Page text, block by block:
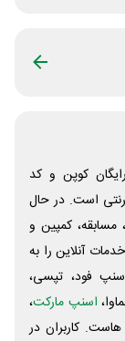
کوپن و کد
است. در حال
کمپین و
آنلاین را به
فود، تپسی،
اسنپ مارکت،
کاربران در